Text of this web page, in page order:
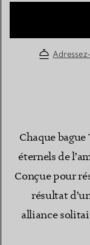
Chaque
éternels de
Conçue pour
résultat
alliance